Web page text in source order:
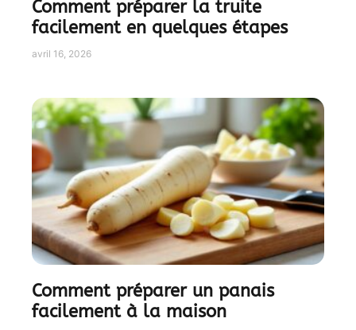
Comment préparer la truite
facilement en quelques étapes
avril 16, 2026
Comment préparer un panais
facilement à la maison